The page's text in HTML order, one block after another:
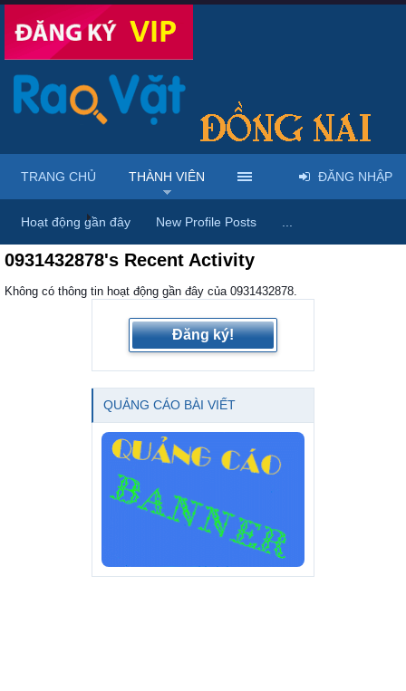
Trang chủ Thành viên
0931432878's Recent Activity
Không có thông tin hoạt động gần đây của 0931432878.
Đăng ký!
QUẢNG CÁO BÀI VIẾT
TRANG CHỦ THÀNH VIÊN
Hoạt động gần đây New Profile Posts
ĐĂNG NHẬP